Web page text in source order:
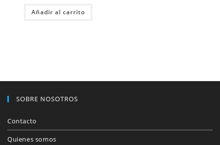
Añadir al carrito
SOBRE NOSOTROS
Contacto
Quienes somos